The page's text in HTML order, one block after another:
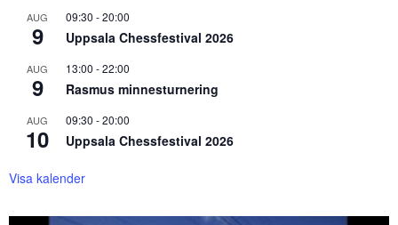
AUG
9
09:30 -20:00
Uppsala Chessfestival 2026
AUG
9
13:00 -22:00
Rasmus minnesturnering
AUG
10
09:30 -20:00
Uppsala Chessfestival 2026
Visa kalender